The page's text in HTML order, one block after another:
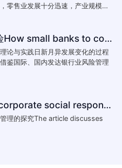
零售业发展十分迅速，产业规模...
小型银行如何控制风险How small banks to control risk
论与实践日新月异发展变化的过程
鉴国际、国内发达银行业风险管理
essay how to write:corporate social responsibility practice
理的探究The article discusses